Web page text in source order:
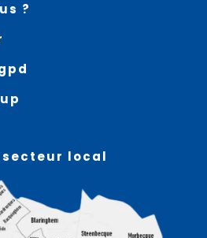
?
secteur local